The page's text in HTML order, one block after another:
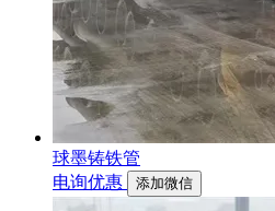
球墨铸铁管
电询优惠
添加微信